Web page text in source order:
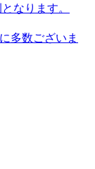
なります。
多数ございま